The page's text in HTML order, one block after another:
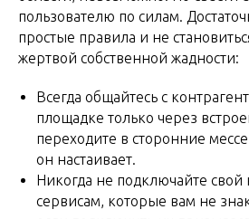
пользователю по силам.
простые правила и не
жертвой собственной жадности:
Всегда общайтесь с
площадке только через
переходите в сторонние
он настаивает.
Никогда не подключайте
сервисам, которые вам не